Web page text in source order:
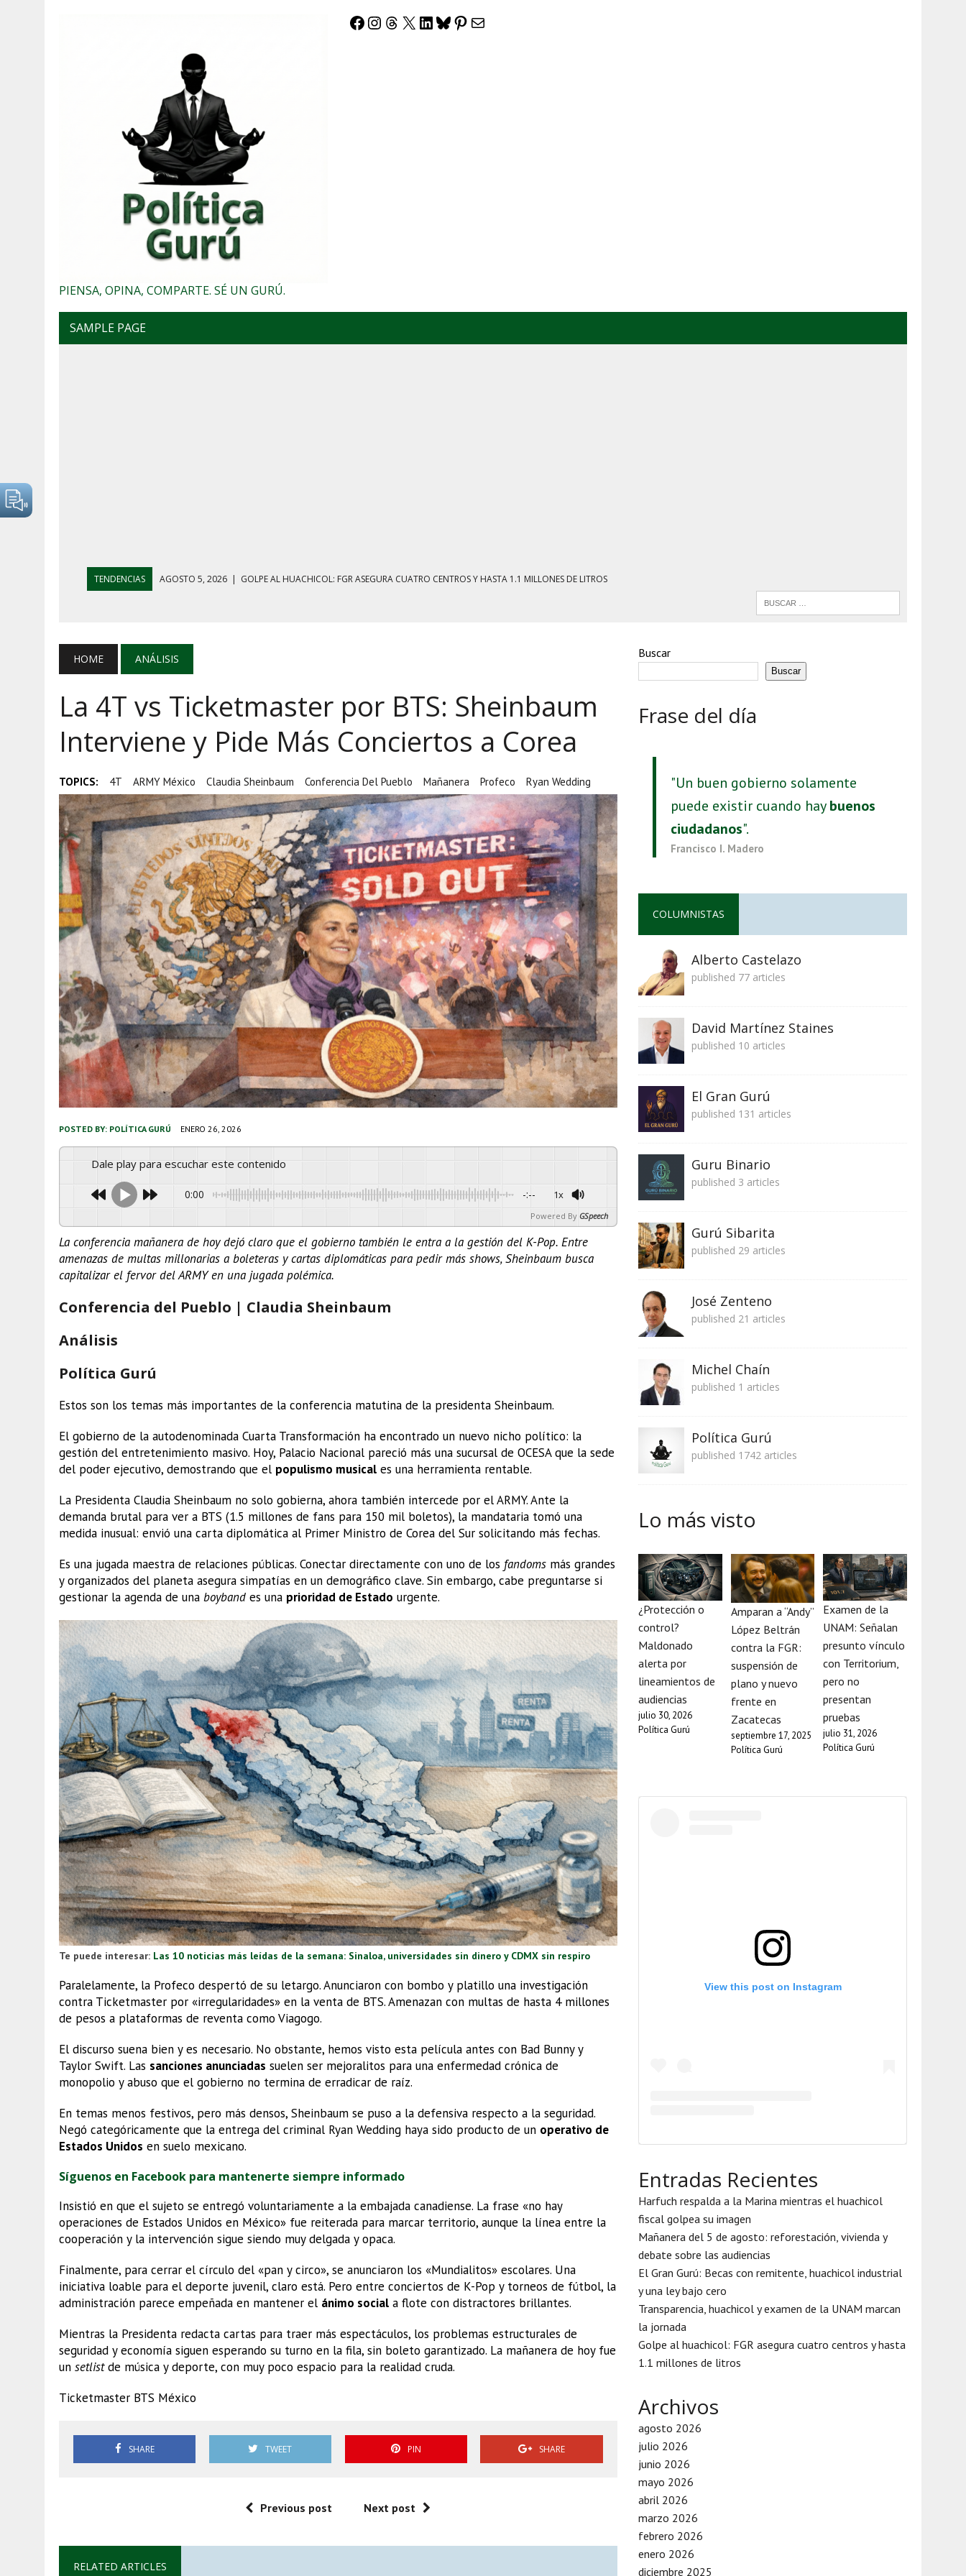
PIENSA, OPINA, COMPARTE. SÉ UN GURÚ.
Facebook
Instagram
Threads
X LinkedIn
Bluesky
Pinterest
Correo electrónico
SAMPLE PAGE
TENDENCIAS AGOSTO 4, 2026 | MAÑANERA DEL 4 DE AGOSTO: CINCO FRENTES BAJO EXAMEN
AGOSTO 5, 2026
AGOSTO 5, 2026 | TRANSPARENCIA, HUACHICOL Y EXAMEN DE LA UNAM MARCAN LA JORNADA
AGOSTO 5, 2026
| GOLPE AL HUACHICOL: FGR ASEGURA CUATRO CENTROS Y HASTA 1.1 MILLONES DE LITROS
HOME ANÁLISIS
La 4T vs Ticketmaster por BTS: Sheinbaum
Interviene y Pide Más Conciertos a Corea
TOPICS: 4T ARMY México Claudia Sheinbaum Conferencia Del Pueblo Mañanera Profeco Ryan Wedding
POSTED BY: POLÍTICA GURÚ ENERO 26, 2026
Dale play para escuchar este contenido
0:00 -:-- 1x
Powered By GSpeech
La conferencia mañanera de hoy dejó claro que el gobierno también le entra a la gestión del K-Pop. Entre
amenazas de multas millonarias a boleteras y cartas diplomáticas para pedir más shows, Sheinbaum busca
capitalizar el fervor del ARMY en una jugada polémica.
Conferencia del Pueblo | Claudia Sheinbaum
Análisis
Política Gurú
Estos son los temas más importantes de la conferencia matutina de la presidenta Sheinbaum.
El gobierno de la autodenominada Cuarta Transformación ha encontrado un nuevo nicho político: la
gestión del entretenimiento masivo. Hoy, Palacio Nacional pareció más una sucursal de OCESA que la sede
del poder ejecutivo, demostrando que el populismo musical es una herramienta rentable.
La Presidenta Claudia Sheinbaum no solo gobierna, ahora también intercede por el ARMY. Ante la
demanda brutal para ver a BTS (1.5 millones de fans para 150 mil boletos), la mandataria tomó una
medida inusual: envió una carta diplomática al Primer Ministro de Corea del Sur solicitando más fechas.
Es una jugada maestra de relaciones públicas. Conectar directamente con uno de los fandoms más grandes
y organizados del planeta asegura simpatías en un demográfico clave. Sin embargo, cabe preguntarse si
gestionar la agenda de una boyband es una prioridad de Estado urgente.
Te puede interesar: Las 10 noticias más leídas de la semana: Sinaloa, universidades sin dinero y CDMX sin respiro
Paralelamente, la Profeco despertó de su letargo. Anunciaron con bombo y platillo una investigación
contra Ticketmaster por «irregularidades» en la venta de BTS. Amenazan con multas de hasta 4 millones
de pesos a plataformas de reventa como Viagogo.
El discurso suena bien y es necesario. No obstante, hemos visto esta película antes con Bad Bunny y
Taylor Swift. Las sanciones anunciadas suelen ser mejoralitos para una enfermedad crónica de
monopolio y abuso que el gobierno no termina de erradicar de raíz.
En temas menos festivos, pero más densos, Sheinbaum se puso a la defensiva respecto a la seguridad.
Negó categóricamente que la entrega del criminal Ryan Wedding haya sido producto de un operativo de
Estados Unidos en suelo mexicano.
Síguenos en Facebook para mantenerte siempre informado
Insistió en que el sujeto se entregó voluntariamente a la embajada canadiense. La frase «no hay
operaciones de Estados Unidos en México» fue reiterada para marcar territorio, aunque la línea entre la
cooperación y la intervención sigue siendo muy delgada y opaca.
Finalmente, para cerrar el círculo del «pan y circo», se anunciaron los «Mundialitos» escolares. Una
iniciativa loable para el deporte juvenil, claro está. Pero entre conciertos de K-Pop y torneos de fútbol, la
administración parece empeñada en mantener el ánimo social a flote con distractores brillantes.
Mientras la Presidenta redacta cartas para traer más espectáculos, los problemas estructurales de
seguridad y economía siguen esperando su turno en la fila, sin boleto garantizado. La mañanera de hoy fue
un setlistde música y deporte, con muy poco espacio para la realidad cruda.
Ticketmaster BTS México
SHARE TWEET PIN SHARE
Previous post Next post
RELATED ARTICLES
Buscar
Buscar
Frase del día
"Un buen gobierno solamente
puede existir cuando haybuenos
ciudadanos".
Francisco I. Madero
COLUMNISTAS
Alberto Castelazo
published 77 articles
David Martínez Staines
published 10 articles
El Gran Gurú
published 131 articles
Guru Binario
published 3 articles
Gurú Sibarita
published 29 articles
José Zenteno
published 21 articles
Michel Chaín
published 1 articles
Política Gurú
published 1742 articles
Lo más visto
¿Protección o
control?
Maldonado
alerta por
lineamientos de
audiencias
julio 30, 2026
Política Gurú
Amparan a “Andy”
López Beltrán
contra la FGR:
suspensión de
plano y nuevo
frente en
Zacatecas
septiembre 17, 2025
Política Gurú
Examen de la
UNAM: Señalan
presunto vínculo
con Territorium,
pero no
presentan
pruebas
julio 31, 2026
Política Gurú
View this post on Instagram
Entradas Recientes
Harfuch respalda a la Marina mientras el huachicol
fiscal golpea su imagen
Mañanera del 5 de agosto: reforestación, vivienda y
debate sobre las audiencias
El Gran Gurú: Becas con remitente, huachicol industrial
y una ley bajo cero
Transparencia, huachicol y examen de la UNAM marcan
la jornada
Golpe al huachicol: FGR asegura cuatro centros y hasta
1.1 millones de litros
Archivos
agosto 2026
julio 2026
junio 2026
mayo 2026
abril 2026
marzo 2026
febrero 2026
enero 2026
diciembre 2025